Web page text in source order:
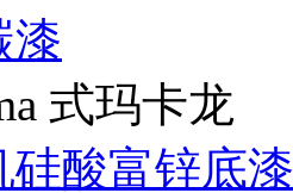
漆
式玛卡龙
硅酸富锌底漆